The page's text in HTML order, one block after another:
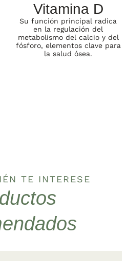
Vitamina D
Su función principal radica
en la regulación del
metabolismo del calcio y del
fósforo, elementos clave para
la salud ósea.
TE INTERESE